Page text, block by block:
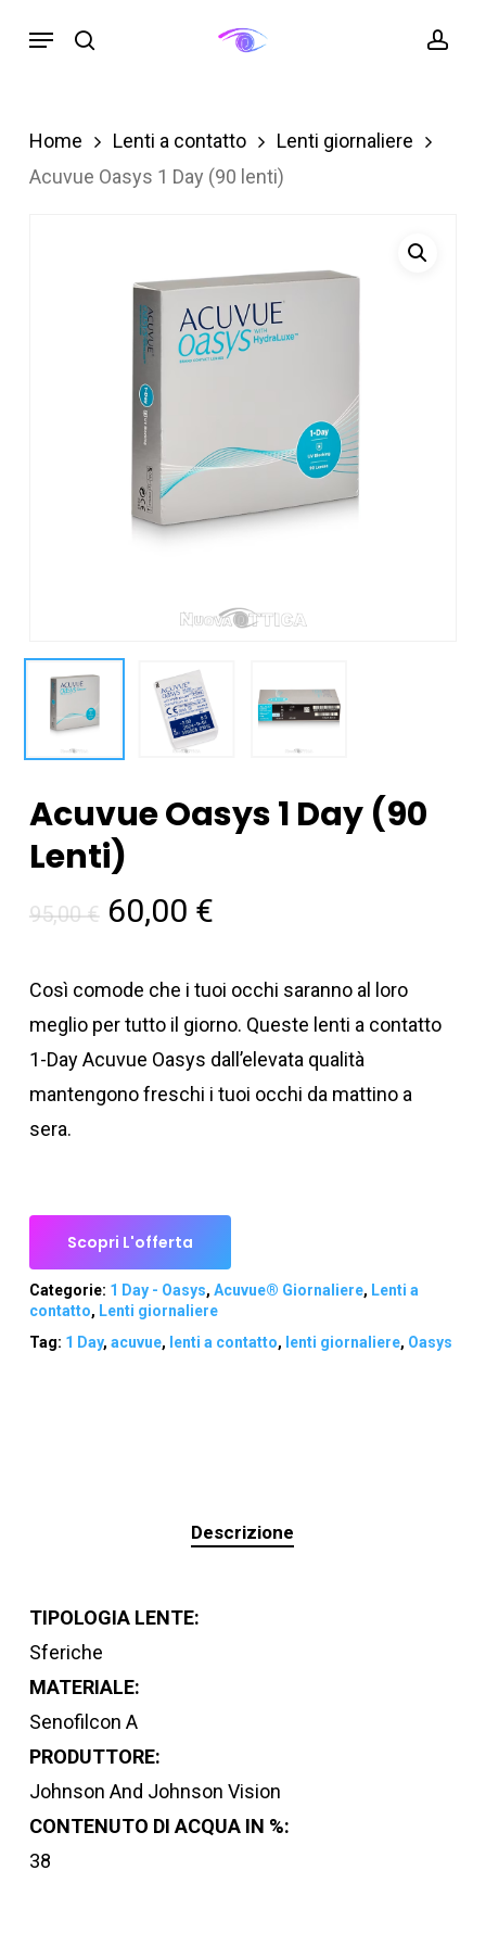
search
Menu
Home Lenti a contatto
Lenti giornaliere
Acuvue Oasys 1 Day (90 lenti)
Acuvue Oasys 1 Day (90
Lenti)
95,00€ Il
originale
era:
95,00 €.
60,00 €Il
attuale
è:
60,00 €.
Così comode che i tuoi occhi saranno al loro
meglio per tutto il giorno. Queste lenti a contatto
1-Day Acuvue Oasys dall’elevata qualità
mantengono freschi i tuoi occhi da mattino a
sera.
Scopri L'offerta
Categorie: 1 Day - Oasys, Acuvue® Giornaliere, Lenti a
contatto, Lenti giornaliere
Tag: 1 Day, acuvue, lenti a contatto, lenti giornaliere, Oasys
Descrizione
TIPOLOGIA LENTE:
Sferiche
MATERIALE:
Senofilcon A
PRODUTTORE:
Johnson And Johnson Vision
CONTENUTO DI ACQUA IN %:
38